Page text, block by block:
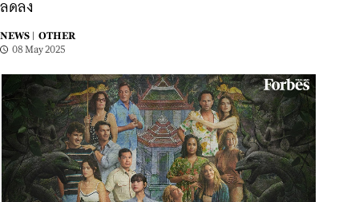
ลดลง
NEWS |
OTHER
08 May 2025